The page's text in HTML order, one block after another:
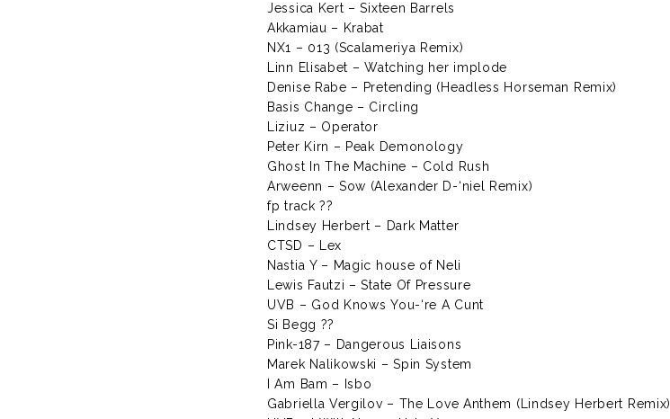
Jessica Kert – Sixteen Barrels
Akkamiau – Krabat
NX1 – 013 (Scalameriya Remix)
Linn Elisabet – Watching her implode
Denise Rabe – Pretending (Headless Horseman Remix)
Basis Change – Circling
Liziuz – Operator
Peter Kirn – Peak Demonology
Ghost In The Machine – Cold Rush
Arweenn – Sow (Alexander D-‘niel Remix)
fp track ??
Lindsey Herbert – Dark Matter
CTSD – Lex
Nastia Y – Magic house of Neli
Lewis Fautzi – State Of Pressure
UVB – God Knows You-‘re A Cunt
Si Begg ??
Pink-187 – Dangerous Liaisons
Marek Nalikowski – Spin System
I Am Bam – Isbo
Gabriella Vergilov – The Love Anthem (Lindsey Herbert Remix)